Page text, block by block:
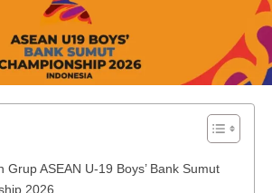
Grup ASEAN U-19 Boys’ Bank Sumut
2026